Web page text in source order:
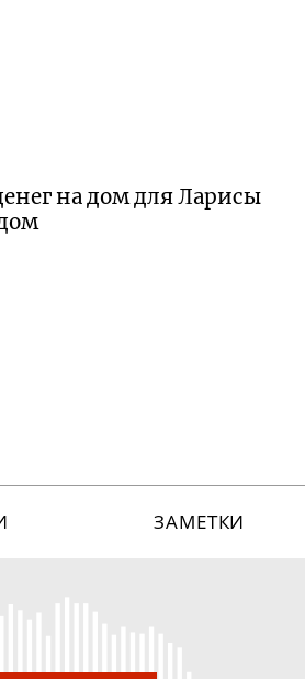
на дом для Ларисы
ЗАМЕТКИ